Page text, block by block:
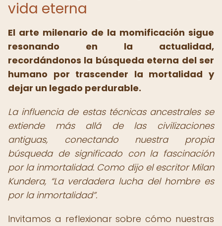
vida eterna
El arte milenario de la momificación sigue
resonando en la actualidad,
recordándonos la búsqueda eterna del ser
humano por trascender la mortalidad y
dejar un legado perdurable.
La influencia de estas técnicas ancestrales se
extiende más allá de las civilizaciones
antiguas, conectando nuestra propia
búsqueda de significado con la fascinación
por la inmortalidad. Como dijo el escritor Milan
Kundera, La verdadera lucha del hombre es
por la inmortalidad .
Invitamos a reflexionar sobre cómo nuestras